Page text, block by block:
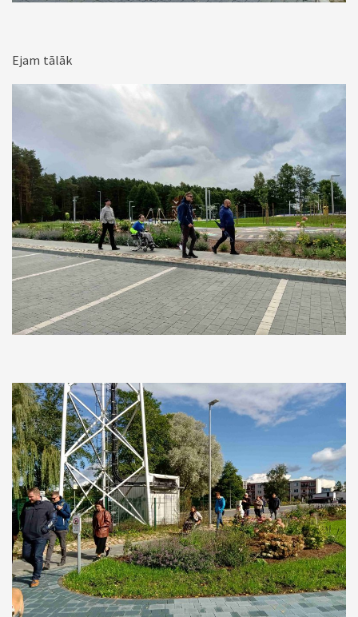
Ejam tālāk